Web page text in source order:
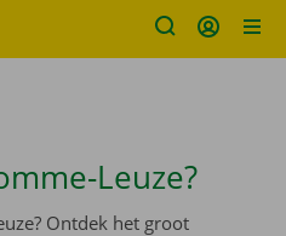
Leuze?
Ontdek het groot